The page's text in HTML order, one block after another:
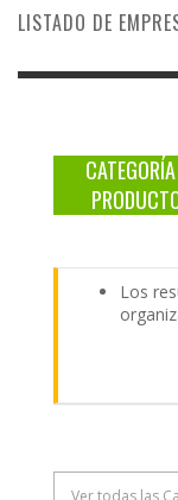
LISTADO DE
Los